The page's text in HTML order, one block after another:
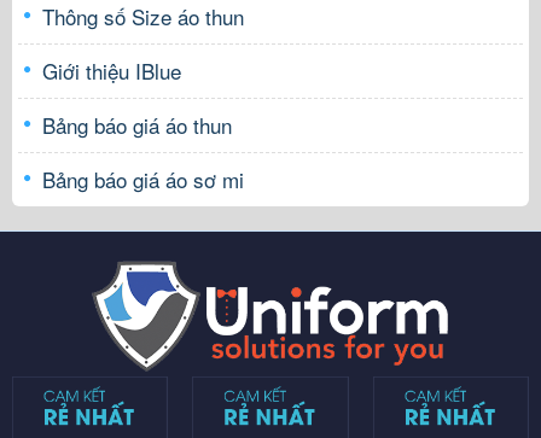
Thông số Size áo thun
Giới thiệu IBlue
Bảng báo giá áo thun
Bảng báo giá áo sơ mi